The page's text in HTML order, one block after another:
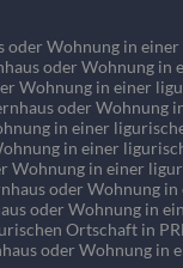
oder Wohnung in
oder Wohnung
Wohnung in einer
oder Wohnung
in einer
in einer
Wohnung in einer
oder Wohnung
oder Wohnung in
Ortschaft in
oder Wohnung in